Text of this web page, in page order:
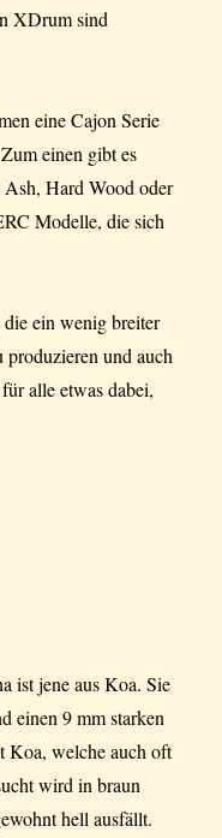
XDrum sind
eine Cajon Serie
einen gibt es
Hard Wood oder
Modelle, die sich
ein wenig breiter
produzieren und auch
alle etwas dabei,
ist jene aus Koa. Sie
einen 9 mm starken
Koa, welche auch oft
wird in braun
hell ausfällt.